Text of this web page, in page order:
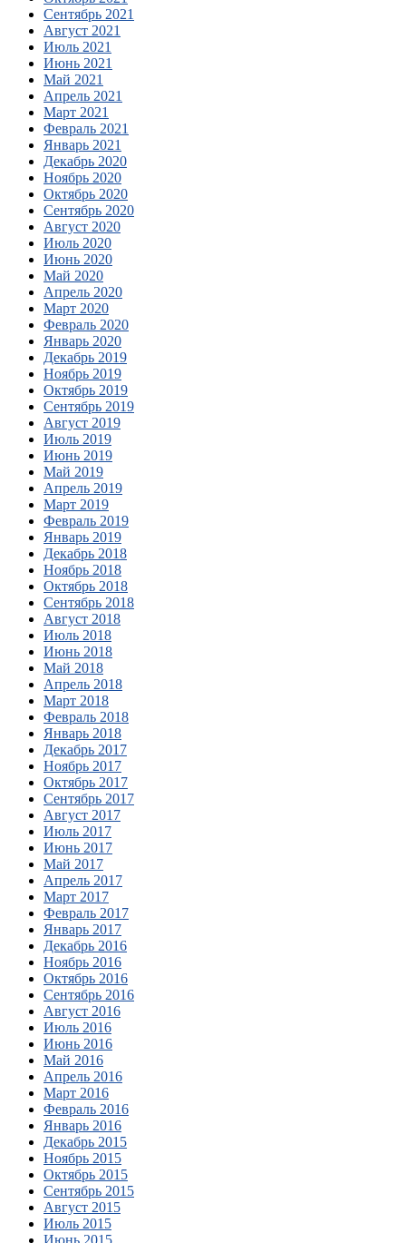
Сентябрь 2021
Август 2021
Июль 2021
Июнь 2021
Май 2021
Апрель 2021
Март 2021
Февраль 2021
Январь 2021
Декабрь 2020
Ноябрь 2020
Октябрь 2020
Сентябрь 2020
Август 2020
Июль 2020
Июнь 2020
Май 2020
Апрель 2020
Март 2020
Февраль 2020
Январь 2020
Декабрь 2019
Ноябрь 2019
Октябрь 2019
Сентябрь 2019
Август 2019
Июль 2019
Июнь 2019
Май 2019
Апрель 2019
Март 2019
Февраль 2019
Январь 2019
Декабрь 2018
Ноябрь 2018
Октябрь 2018
Сентябрь 2018
Август 2018
Июль 2018
Июнь 2018
Май 2018
Апрель 2018
Март 2018
Февраль 2018
Январь 2018
Декабрь 2017
Ноябрь 2017
Октябрь 2017
Сентябрь 2017
Август 2017
Июль 2017
Июнь 2017
Май 2017
Апрель 2017
Март 2017
Февраль 2017
Январь 2017
Декабрь 2016
Ноябрь 2016
Октябрь 2016
Сентябрь 2016
Август 2016
Июль 2016
Июнь 2016
Май 2016
Апрель 2016
Март 2016
Февраль 2016
Январь 2016
Декабрь 2015
Ноябрь 2015
Октябрь 2015
Сентябрь 2015
Август 2015
Июль 2015
Июнь 2015